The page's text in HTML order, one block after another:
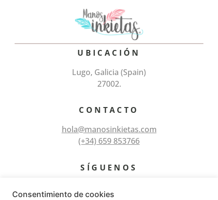
UBICACIÓN
Lugo, Galicia (Spain)
27002.
CONTACTO
hola@manosinkietas.com
(+34) 659 853766
SÍGUENOS
Consentimiento de cookies